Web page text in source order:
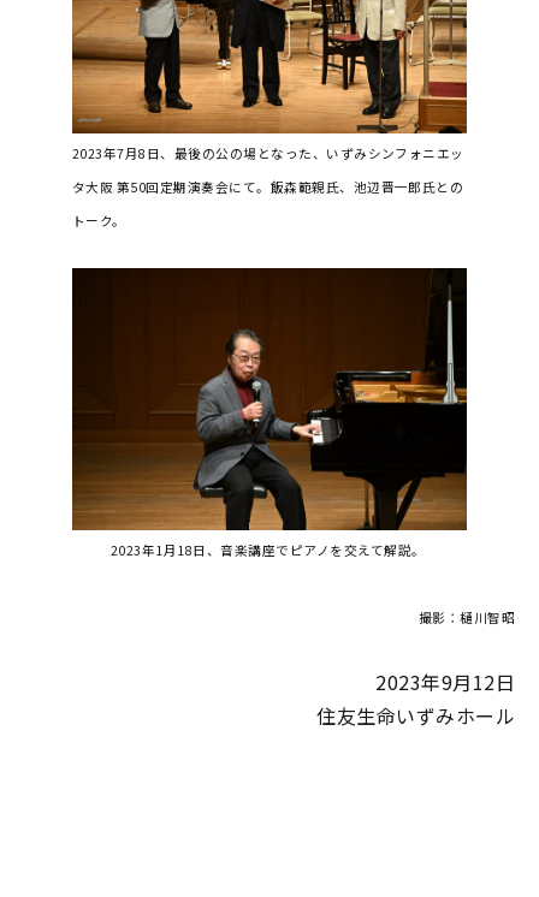
2023年7月8日、最後の公の場となった、いずみシンフォニエッ
タ大阪 第50回定期演奏会にて。 飯森範親氏、池辺晋一郎氏との
トーク。
2023年1月18日、音楽講座でピアノを交えて解説。
撮影：樋川智昭
2023年9月12日
住友生命いずみホール